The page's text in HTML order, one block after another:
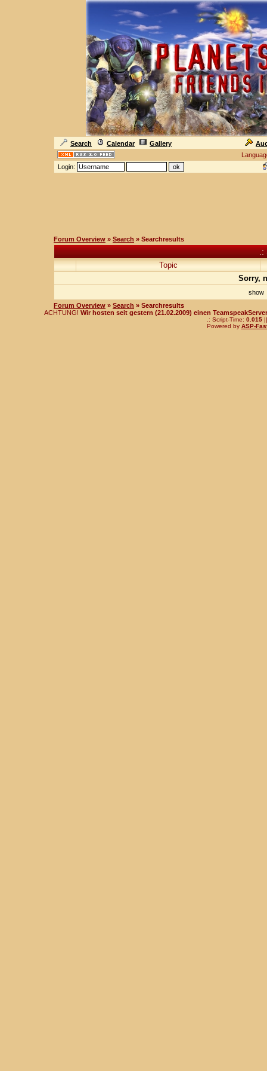
Search Calendar Gallery
Login:
Forum Overview » Search » Searchresults
.:
Topic
Sorry,
show
Forum Overview » Search » Searchresults
ACHTUNG! Wir hosten seit gestern (21.02.2009) einen
.: Script-Time: 0.015||
Powered by ASP-